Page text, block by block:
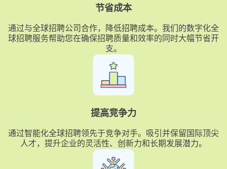
节省成本
通过与全球招聘公司合作，降低招聘成本。我们的数字化全
球招聘服务帮助您在确保招聘质量和效率的同时大幅节省开
支。
提高竞争力
通过智能化全球招聘领先于竞争对手。吸引并保留国际顶尖
人才，提升企业的灵活性、创新力和长期发展潜力。